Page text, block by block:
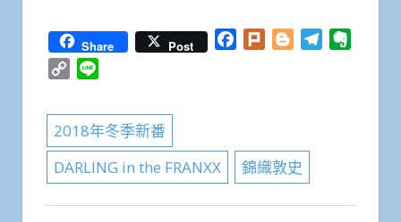
Share Post Facebook
Plurk BloggerTelegram
Copy
2018年冬季新番
DARLING in the FRANXX
錦織敦史